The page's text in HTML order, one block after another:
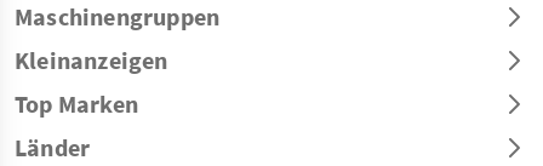
Maschinengruppen
Kleinanzeigen
Top Marken
Länder